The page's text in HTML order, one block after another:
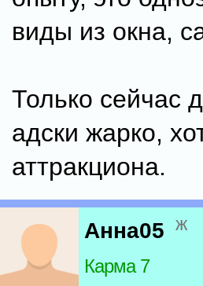
виды из окна,
Только сейчас
адски жарко,
аттракциона.
Анна05 ж
Карма 7